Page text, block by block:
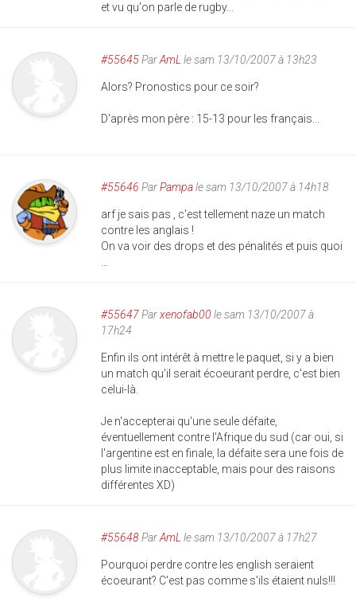
et vu qu'on parle de rugby...
#55645ParAmL le sam 13/10/2007 à 13h23
Alors? Pronostics pour ce soir?
D'après mon père : 15-13 pour les français...
#55646 ParPampale sam 13/10/2007 à 14h18
arf je sais pas , c'est tellement naze un match
contre les anglais !
On va voir des drops et des pénalités et puis quoi
#55647Parxenofab00 le sam 13/10/2007 à
17h24
Enfin ils ont intérêt à mettre le paquet, si y a bien
un match qu'il serait écoeurant perdre, c'est bien
celui-là.
Je n'accepterai qu'une seule défaite,
éventuellement contre l'Afrique du sud (car oui, si
l'argentine est en finale, la défaite sera une fois de
plus limite inacceptable, mais pour des raisons
différentes XD)
#55648ParAmL le sam 13/10/2007 à 17h27
Pourquoi perdre contre les english seraient
écoeurant? C'est pas comme s'ils étaient nuls!!!